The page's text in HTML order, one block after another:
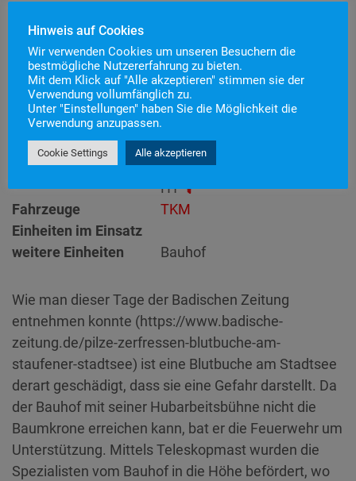
Einsatznummer
108
Einsatzstichwort
Unterstützung Bauhof
Einsatzort
Alarmierungszeitpunkt17. August 2021 7:30
Einsatzdauer
6 Stunden
Technische Hilfeleistung
H1
Fahrzeuge
TKM
Einheiten im Einsatz
weitere Einheiten
Bauhof
Wie man dieser Tage der Badischen Zeitung
entnehmen konnte (https://www.badische-
zeitung.de/pilze-zerfressen-blutbuche-am-
staufener-stadtsee) ist eine Blutbuche am Stadtsee
derart geschädigt, dass sie eine Gefahr darstellt. Da
der Bauhof mit seiner Hubarbeitsbühne nicht die
Baumkrone erreichen kann, bat er die Feuerwehr um
Unterstützung. Mittels Teleskopmast wurden die
Spezialisten vom Bauhof in die Höhe befördert, wo
Hinweis auf Cookies
Wir verwenden Cookies um unseren Besuchern die
bestmögliche Nutzererfahrung zu bieten.
Mit dem Klick auf "Alle akzeptieren" stimmen sie der
Verwendung vollumfänglich zu.
Unter "Einstellungen" haben Sie die Möglichkeit die
Verwendung anzupassen.
Cookie Settings Alle akzeptieren